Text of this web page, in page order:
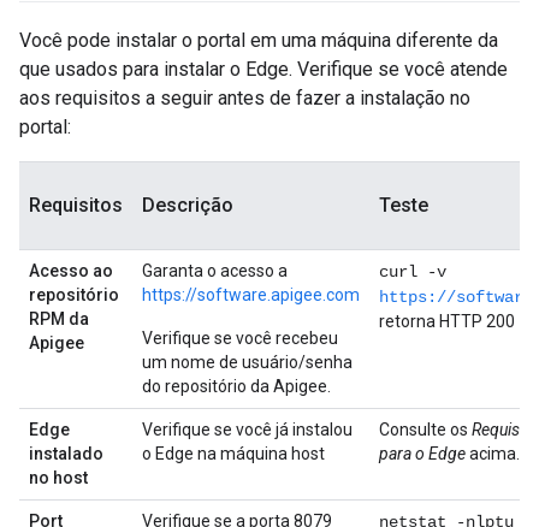
Você pode instalar o portal em uma máquina diferente da
que usados para instalar o Edge. Verifique se você atende
aos requisitos a seguir antes de fazer a instalação no
portal:
Requisitos Descrição Teste
Acesso ao
repositório
RPM da
Apigee
Garanta o acesso a
https://software.apigee.com
Verifique se você recebeu
um nome de usuário/senha
do repositório da Apigee.
curl -v
https://
retorna HTTP 200
Edge
instalado
no host
Verifique se você já instalou
o Edge na máquina host
Consulte os
para o Edgeacima.
Port
Verifique se a porta 8079
netstat -nlptu |